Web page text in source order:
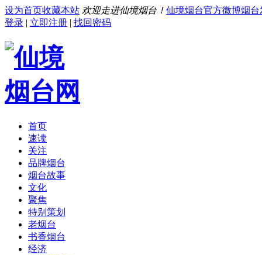
设为首页收藏本站 欢迎走进仙境烟台！ 仙境烟台官方微博烟台
登录 | 立即注册 | 找回密码
首页
速读
关注
品牌烟台
烟台故事
文化
聚焦
特别策划
老烟台
书香烟台
经济